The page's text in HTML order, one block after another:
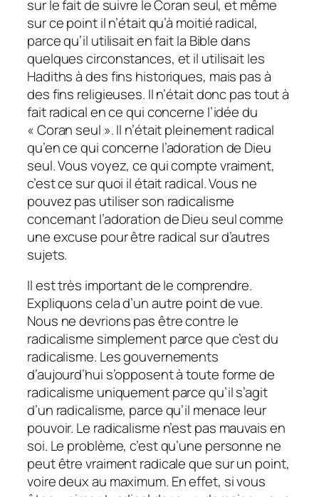
sur le fait de suivre le Coran seul, et même
sur ce point il n’était qu’à moitié radical,
parce qu’il utilisait en fait la Bible dans
quelques circonstances, et il utilisait les
Hadiths à des fins historiques, mais pas à
des fins religieuses. Il n’était donc pas tout à
fait radical en ce qui concerne l’idée du
« Coran seul ». Il n’était pleinement radical
qu’en ce qui concerne l’adoration de Dieu
seul. Vous voyez, ce qui compte vraiment,
c’est ce sur quoi il était radical. Vous ne
pouvez pas utiliser son radicalisme
concernant l’adoration de Dieu seul comme
une excuse pour être radical sur d’autres
sujets.
Il est très important de le comprendre.
Expliquons cela d’un autre point de vue.
Nous ne devrions pas être contre le
radicalisme simplement parce que c’est du
radicalisme. Les gouvernements
d’aujourd’hui s’opposent à toute forme de
radicalisme uniquement parce qu’il s’agit
d’un radicalisme, parce qu’il menace leur
pouvoir. Le radicalisme n’est pas mauvais en
soi. Le problème, c’est qu’une personne ne
peut être vraiment radicale que sur un point,
voire deux au maximum. En effet, si vous